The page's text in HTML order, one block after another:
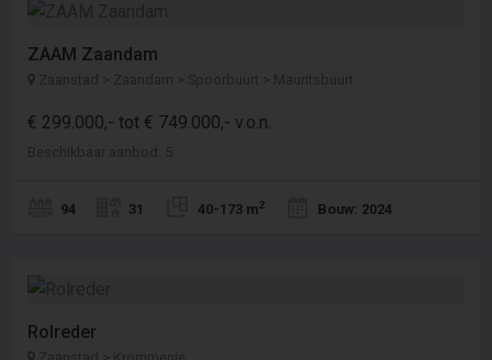
ZAAM Zaandam
Zaanstad > Zaandam > Spoorbuurt > Mauritsbuurt
€ 299.000,- tot € 749.000,- v.o.n.
Beschikbaar aanbod: 5
94 31 40-173 m2 Bouw: 2024
Rolreder